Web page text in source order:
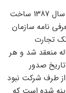
محتشم از مشکل اش با بانک تجارت گفت : در سال 1387 ساخت
معرفی نامه سازمان
تجارت
منعقد شد و هر
تا تاریخ دهم آبان سال ۹۶ که تاریخ صدور
طرف شرکت نبود